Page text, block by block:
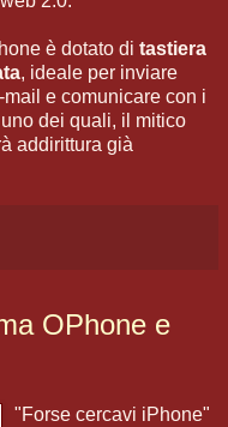
è dotato di tastiera
, ideale per inviare
e comunicare con i
dei quali, il mitico
addirittura già
OPhone e
"Forse cercavi iPhone"